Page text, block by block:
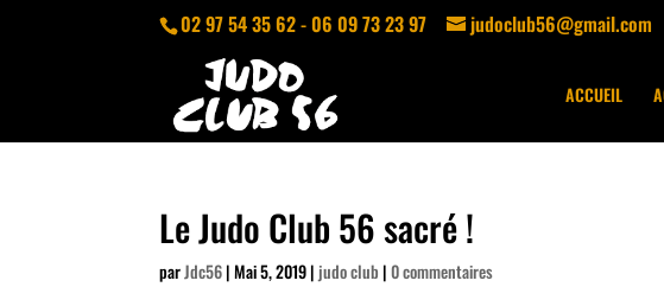
02 97 54 35 62 - 06 09 73 23 97 judoclub56@gmail.com
ACCUEIL
Le Judo Club 56 sacré !
parJdc56|Mai 5, 2019| judo club |0 commentaires